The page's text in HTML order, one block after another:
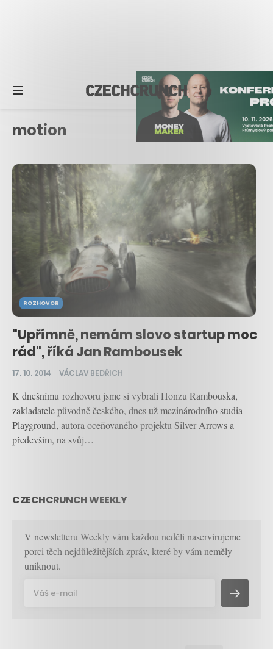
motion
ROZHOVOR
"Upřímně, nemám slovo startup moc
rád", říká Jan Rambousek
17. 10. 2014 –VÁCLAV BEDŘICH
K dnešnímu rozhovoru jsme si vybrali Honzu Rambouska,
zakladatele původně českého, dnes už mezinárodního studia
Playground, autora oceňovaného projektu Silver Arrows a
především, na svůj…
CZECHCRUNCH WEEKLY
V newsletteru Weekly vám každou neděli naservírujeme
porci těch nejdůležitějších zpráv, které by vám neměly
uniknout.